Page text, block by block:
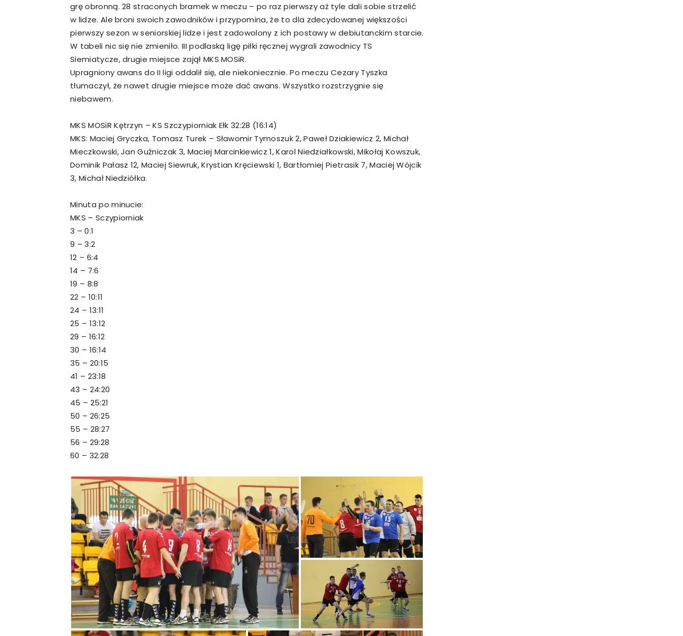
grę obronną. 28 straconych bramek w meczu – po raz pierwszy aż tyle dali sobie strzelić
w lidze. Ale broni swoich zawodników i przypomina, że to dla zdecydowanej większości
pierwszy sezon w seniorskiej lidze i jest zadowolony z ich postawy w debiutanckim starcie.
W tabeli nic się nie zmieniło. III podlaską ligę piłki ręcznej wygrali zawodnicy TS
Siemiatycze, drugie miejsce zajął MKS MOSiR.
Upragniony awans do II ligi oddalił się, ale niekoniecznie. Po meczu Cezary Tyszka
tłumaczył, że nawet drugie miejsce może dać awans. Wszystko rozstrzygnie się
niebawem.
MKS MOSiR Kętrzyn – KS Szczypiorniak Ełk 32:28 (16:14)
MKS: Maciej Gryczka, Tomasz Turek – Sławomir Tymoszuk 2, Paweł Dziakiewicz 2, Michał
Mieczkowski, Jan Guźniczak 3, Maciej Marcinkiewicz 1, Karol Niedziałkowski, Mikołaj Kowszuk,
Dominik Pałasz 12, Maciej Siewruk, Krystian Kręciewski 1, Bartłomiej Pietrasik 7, Maciej Wójcik
3, Michał Niedziółka.
Minuta po minucie:
MKS – Sczypiorniak
3 – 0:1
9 – 3:2
12 – 6:4
14 – 7:6
19 – 8:8
22 – 10:11
24 – 13:11
25 – 13:12
29 – 16:12
30 – 16:14
35 – 20:15
41 – 23:18
43 – 24:20
45 – 25:21
50 – 26:25
55 – 28:27
56 – 29:28
60 – 32:28